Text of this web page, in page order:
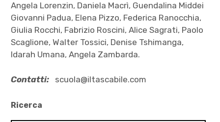
Angela Lorenzin, Daniela Macrì, Guendalina Middei
Giovanni Padua, Elena Pizzo, Federica Ranocchia,
Giulia Rocchi, Fabrizio Roscini, Alice Sagrati, Paolo
Scaglione, Walter Tossici, Denise Tshimanga,
Idarah Umana, Angela Zambarda.
Contatti: scuola@iltascabile.com
Ricerca